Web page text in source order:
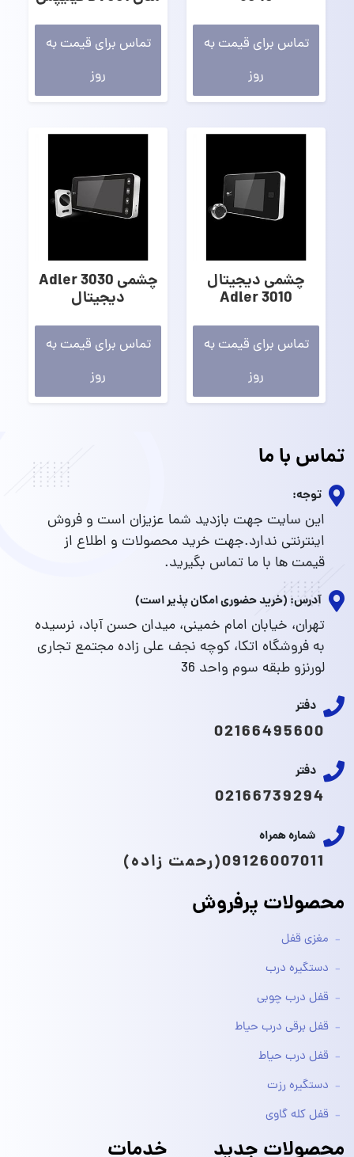
تماس برای قیمت به
روز
تماس برای قیمت به
روز
چشمی دیجیتال
3010 Adler
تماس برای قیمت به
روز
چشمی 3030 Adler
دیجیتال
تماس برای قیمت به
روز
تماس با ما
توجه:
این سایت جهت بازدید شما عزیزان است و فروش
اینترنتی ندارد.جهت خرید محصولات و اطلاع از
قیمت ها با ما تماس بگیرید.
آدرس: (خرید حضوری امکان پذیر است)
تهران، خیابان امام خمینی، میدان حسن آباد، نرسیده
به فروشگاه اتکا، کوچه نجف علی زاده مجتمع تجاری
لورنزو طبقه سوم واحد 36
دفتر
02166495600
دفتر
02166739294
شماره همراه
09126007011(رحمت زاده)
محصولات پرفروش
مغزی قفل
دستگیره درب
قفل درب چوبی
قفل برقی درب حیاط
قفل درب حیاط
دستگیره رزت
قفل کله گاوی